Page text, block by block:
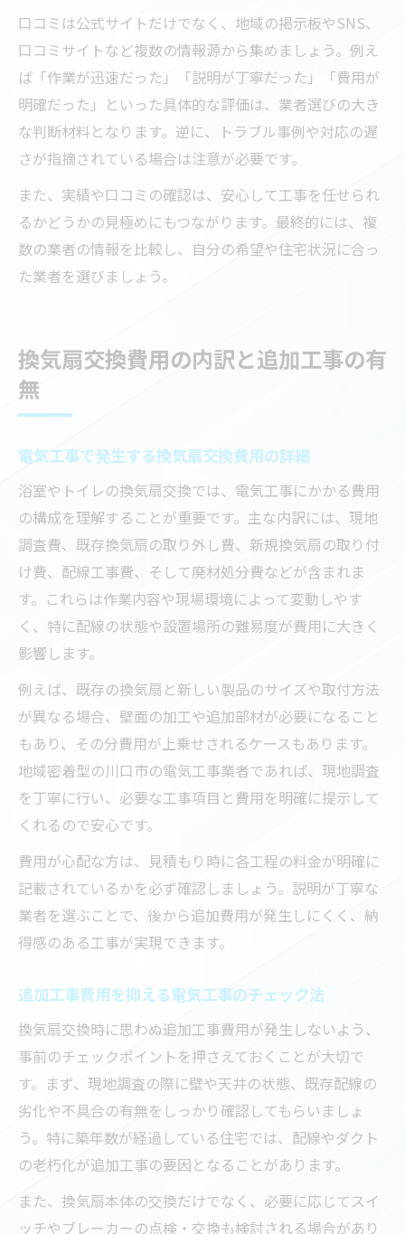
口コミは公式サイトだけでなく、地域の掲示板やSNS、
口コミサイトなど複数の情報源から集めましょう。例え
ば「作業が迅速だった」「説明が丁寧だった」「費用が
明確だった」といった具体的な評価は、業者選びの大き
な判断材料となります。逆に、トラブル事例や対応の遅
さが指摘されている場合は注意が必要です。
また、実績や口コミの確認は、安心して工事を任せられ
るかどうかの見極めにもつながります。最終的には、複
数の業者の情報を比較し、自分の希望や住宅状況に合っ
た業者を選びましょう。
換気扇交換費用の内訳と追加工事の有
無
電気工事で発生する換気扇交換費用の詳細
浴室やトイレの換気扇交換では、電気工事にかかる費用
の構成を理解することが重要です。主な内訳には、現地
調査費、既存換気扇の取り外し費、新規換気扇の取り付
け費、配線工事費、そして廃材処分費などが含まれま
す。これらは作業内容や現場環境によって変動しやす
く、特に配線の状態や設置場所の難易度が費用に大きく
影響します。
例えば、既存の換気扇と新しい製品のサイズや取付方法
が異なる場合、壁面の加工や追加部材が必要になること
もあり、その分費用が上乗せされるケースもあります。
地域密着型の川口市の電気工事業者であれば、現地調査
を丁寧に行い、必要な工事項目と費用を明確に提示して
くれるので安心です。
費用が心配な方は、見積もり時に各工程の料金が明確に
記載されているかを必ず確認しましょう。説明が丁寧な
業者を選ぶことで、後から追加費用が発生しにくく、納
得感のある工事が実現できます。
追加工事費用を抑える電気工事のチェック法
換気扇交換時に思わぬ追加工事費用が発生しないよう、
事前のチェックポイントを押さえておくことが大切で
す。まず、現地調査の際に壁や天井の状態、既存配線の
劣化や不具合の有無をしっかり確認してもらいましょ
う。特に築年数が経過している住宅では、配線やダクト
の老朽化が追加工事の要因となることがあります。
また、換気扇本体の交換だけでなく、必要に応じてスイ
ッチやブレーカーの点検・交換も検討される場合があり